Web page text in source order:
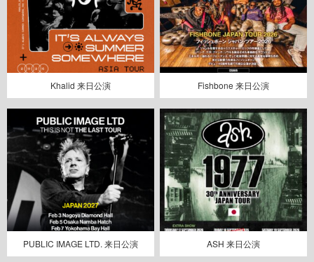
Khalid 来日公演 Fishbone 来日公演
PUBLIC IMAGE LTD. 来日公演 ASH 来日公演